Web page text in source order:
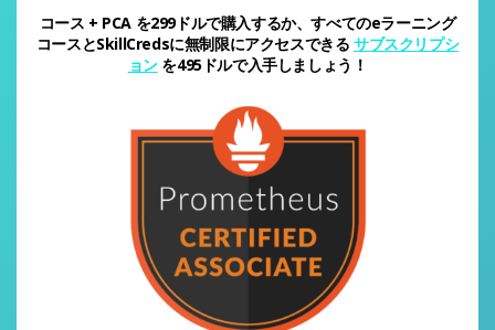
コース + PCA を299ドルで購入するか、すべてのeラーニング
コースとSkillCredsに無制限にアクセスできる サブスクリプシ
ョンを495ドルで入手しましょう！